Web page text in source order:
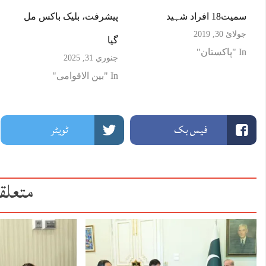
پیشرفت، بلیک باکس مل
گیا
جنوري 31, 2025
In "بین الاقوامی"
سمیت18 افراد شہید
جولائ 30, 2019
In "پاکستان"
فیس بک ٹویٹر